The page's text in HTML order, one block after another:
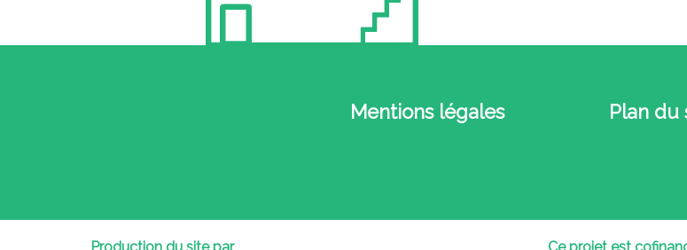
Mentions légales Plan du